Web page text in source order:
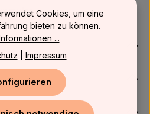
.Cookies, um eine
bieten zu können.
...
Impressum